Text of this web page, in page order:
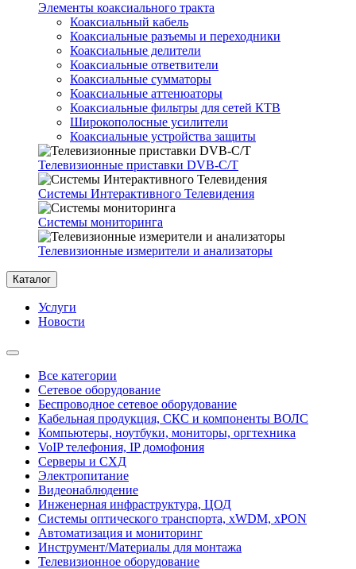
Элементы коаксиального тракта
Коаксиальный кабель
Коаксиальные разъемы и переходники
Коаксиальные делители
Коаксиальные ответвители
Коаксиальные сумматоры
Коаксиальные аттенюаторы
Коаксиальные фильтры для сетей КТВ
Широкополосные усилители
Коаксиальные устройства защиты
Телевизионные приставки DVB-C/T
Системы Интерактивного Телевидения
Системы мониторинга
Телевизионные измерители и анализаторы
Каталог
Услуги
Новости
Все категории
Сетевое оборудование
Беспроводное сетевое оборудование
Кабельная продукция, СКС и компоненты ВОЛС
Компьютеры, ноутбуки, мониторы, оргтехника
VoIP телефония, IP домофония
Серверы и СХД
Электропитание
Видеонаблюдение
Инженерная инфраструктура, ЦОД
Системы оптического транспорта, xWDM, xPON
Автоматизация и мониторинг
Инструмент/Материалы для монтажа
Телевизионное оборудование